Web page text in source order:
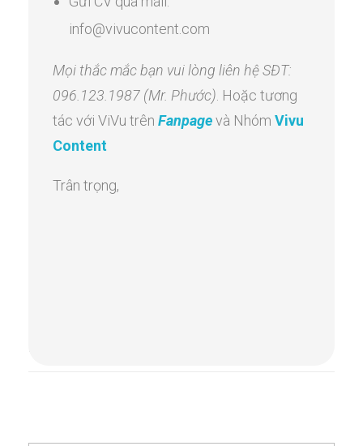
info@vivucontent.com
Mọi thắc mắc bạn vui lòng liên hệ SĐT:
096.123.1987 (Mr. Phước) . Hoặc tương
tác với ViVu trênFanpagevà NhómVivu
Content
Trân trọng,